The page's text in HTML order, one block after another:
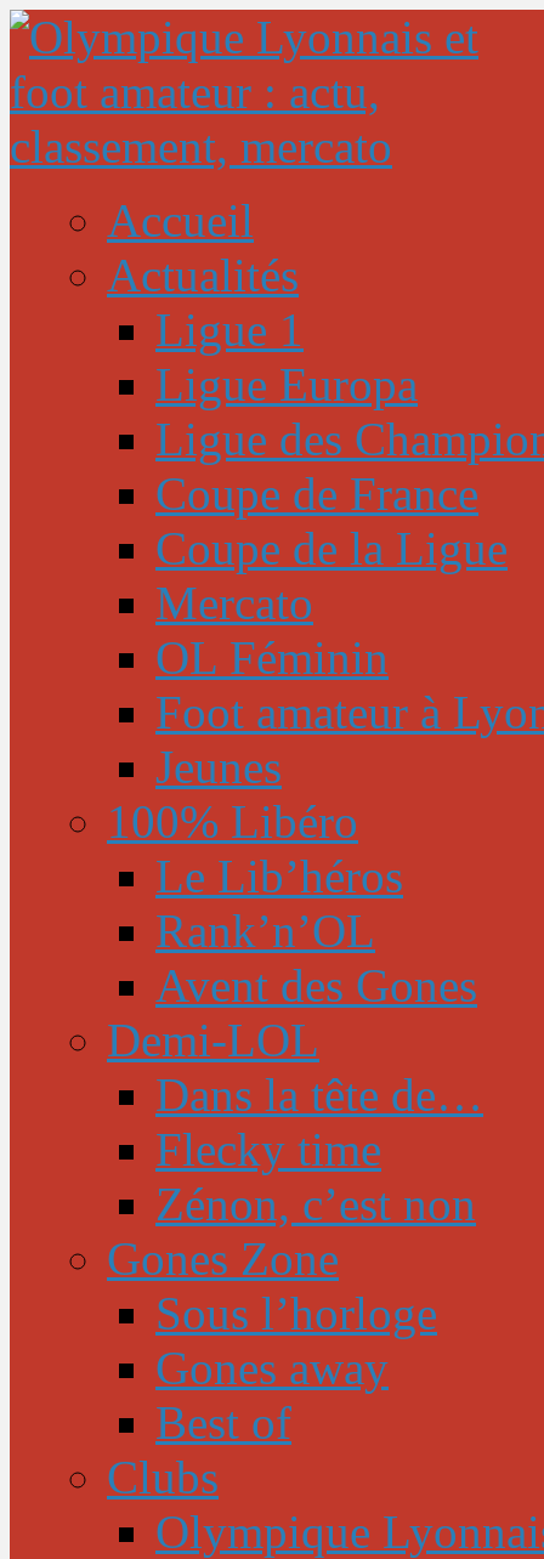
Accueil
Actualités
Ligue 1
Ligue Europa
Ligue des
Coupe de France
Coupe de la Ligue
Mercato
OL Féminin
Foot amateur à
Jeunes
100% Libéro
Le Lib’héros
Rank’n’OL
Avent des Gones
Demi-LOL
Dans la tête de…
Flecky time
Zénon, c’est non
Gones Zone
Sous l’horloge
Gones away
Best of
Clubs
Olympique